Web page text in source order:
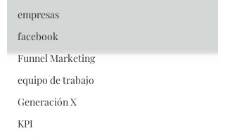
empresas
facebook
Funnel Marketing
equipo de trabajo
Generación X
KPI